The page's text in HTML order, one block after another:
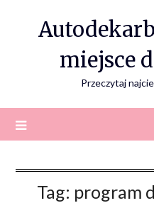
miejsce
Przeczytaj
Tag: program